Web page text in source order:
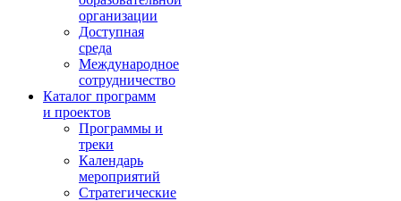
организации
Доступная
среда
Международное
сотрудничество
Каталог программ
и проектов
Программы и
треки
Календарь
мероприятий
Стратегические